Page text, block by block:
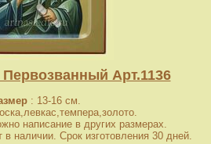
Арт.1136
: 13-16 см.
написание в других размерах.
в наличии. Срок изготовления 30 дней.